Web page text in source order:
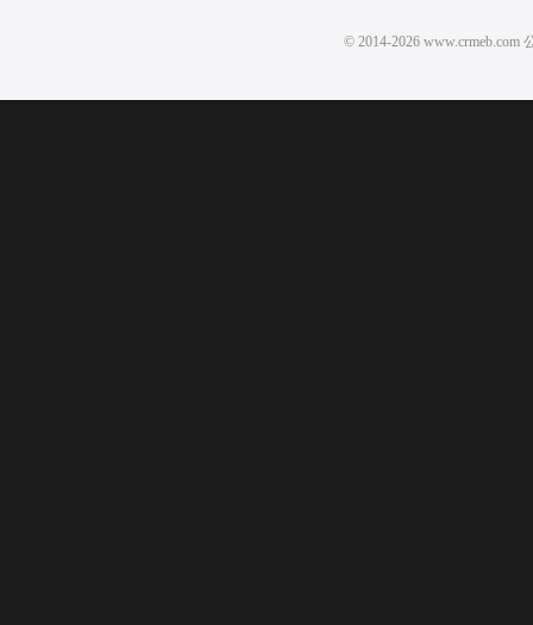
© 2014-2026